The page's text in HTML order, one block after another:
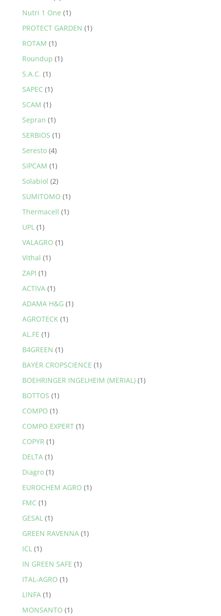
Nutri 1 One (1)
PROTECT GARDEN (1)
ROTAM (1)
Roundup (1)
S.A.C. (1)
SAPEC (1)
SCAM (1)
Sepran (1)
SERBIOS (1)
Seresto (4)
SIPCAM (1)
Solabiol (2)
SUMITOMO (1)
Thermacell (1)
UPL (1)
VALAGRO (1)
Vithal (1)
ZAPI (1)
ACTIVA (1)
ADAMA H&G (1)
AGROTECK (1)
AL.FE (1)
B4GREEN (1)
BAYER CROPSCIENCE (1)
BOEHRINGER INGELHEIM (MERIAL) (1)
BOTTOS (1)
COMPO (1)
COMPO EXPERT (1)
COPYR (1)
DELTA (1)
Diagro (1)
EUROCHEM AGRO (1)
FMC (1)
GESAL (1)
GREEN RAVENNA (1)
ICL (1)
IN GREEN SAFE (1)
ITAL-AGRO (1)
LINFA (1)
MONSANTO (1)